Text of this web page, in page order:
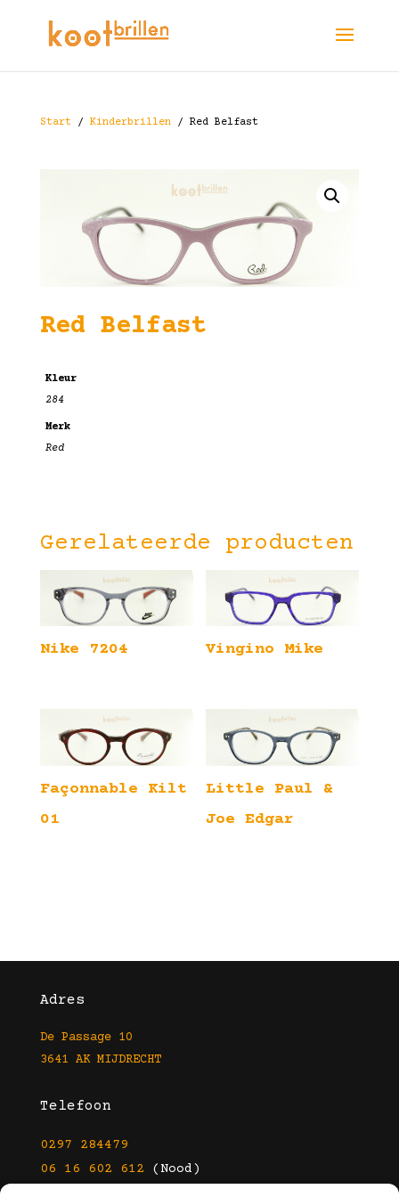
Start/ Kinderbrillen/ Red Belfast
Red Belfast
Kleur
284
Merk
Red
Gerelateerde producten
Nike 7204 Vingino Mike
Façonnable Kilt
01
Little Paul &
Joe Edgar
Adres
De Passage 10
3641 AK MIJDRECHT
Telefoon
0297 284479
06 16 602 612 (Nood)